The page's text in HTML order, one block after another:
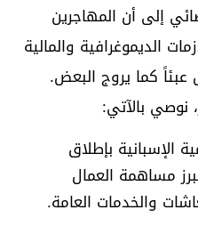
إلى أن المهاجرين
الديموغرافية والمالية
عبئاً كما يروج البعض.
بالآتي:
الإسبانية بإطلاق
مساهمة العمال
والخدمات العامة.